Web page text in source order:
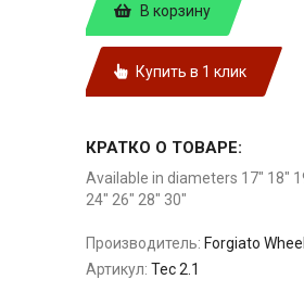
В корзину
Купить в 1 клик
КРАТКО О ТОВАРЕ:
Available in diameters 17" 18"
24" 26" 28" 30"
Производитель: Forgiato
Артикул: Tec 2.1